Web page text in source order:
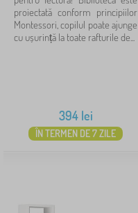
proiectată conform principiilor
Montessori, copilul poate ajunge
cu ușurință la toate rafturile de...
394lei
ÎN TERMEN DE 7 ZILE